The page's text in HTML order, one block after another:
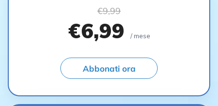
€9,99
€6,99 / mese
Abbonati ora